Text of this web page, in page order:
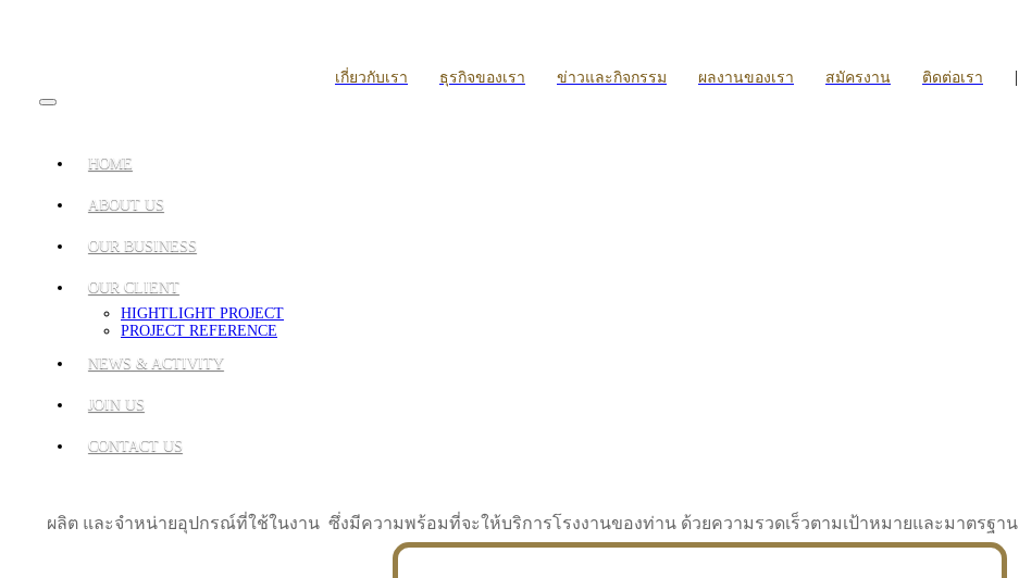
เกี่ยวกับเรา ธุรกิจของเรา ข่าวและกิจกรรม ผลงานของเรา สมัครงาน ติดต่อเรา |
HOME
ABOUT US
OUR BUSINESS
OUR CLIENT
HIGHTLIGHT PROJECT
PROJECT REFERENCE
NEWS & ACTIVITY
JOIN US
CONTACT US
ผลิต และจำหน่ายอุปกรณ์ที่ใช้ในงาน ซึ่งมีความพร้อมที่จะให้บริการโรงงานของท่าน ด้วยความรวดเร็วตามเป้าหมายและมาตรฐาน